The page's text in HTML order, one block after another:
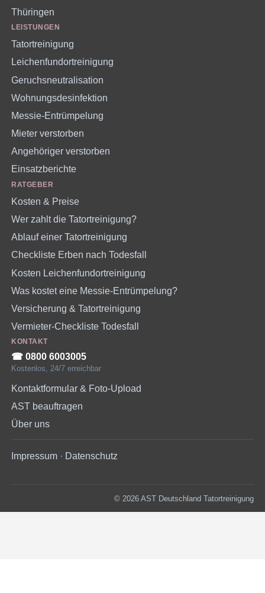
Thüringen
LEISTUNGEN
Tatortreinigung
Leichenfundortreinigung
Geruchsneutralisation
Wohnungsdesinfektion
Messie-Entrümpelung
Mieter verstorben
Angehöriger verstorben
Einsatzberichte
RATGEBER
Kosten & Preise
Wer zahlt die Tatortreinigung?
Ablauf einer Tatortreinigung
Checkliste Erben nach Todesfall
Kosten Leichenfundortreinigung
Was kostet eine Messie-Entrümpelung?
Versicherung & Tatortreinigung
Vermieter-Checkliste Todesfall
KONTAKT
☎︎ 0800 6003005
Kostenlos, 24/7 erreichbar
Kontaktformular & Foto-Upload
AST beauftragen
Über uns
Impressum · Datenschutz
© 2026 AST Deutschland Tatortreinigung